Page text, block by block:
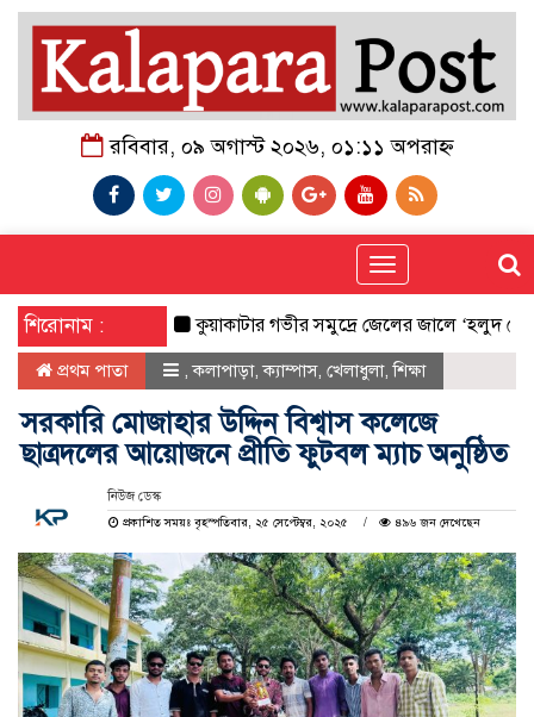
রবিবার, ০৯ অগাস্ট ২০২৬, ০১:১১ অপরাহ্ন
Toggle
navigation
শিরোনাম : কুয়াকাটার গভীর সমুদ্রে জেলের জালে ‘হলুদ সোনালি
প্রথম পাতা ,কলাপাড়া,ক্যাম্পাস, খেলাধুলা,শিক্ষা
সরকারি মোজাহার উদ্দিন বিশ্বাস কলেজে
ছাত্রদলের আয়োজনে প্রীতি ফুটবল ম্যাচ অনুষ্ঠিত
নিউজ ডেস্ক
প্রকাশিত সময়ঃ বৃহস্পতিবার, ২৫ সেপ্টেম্বর, ২০২৫
৪৯৬ জন দেখেছেন